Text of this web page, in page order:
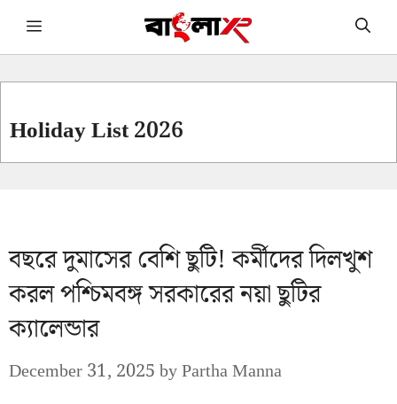
Skip Menu
Holiday List 2026
বছরে দুমাসের বেশি ছুটি! কর্মীদের দিলখুশ
করল পশ্চিমবঙ্গ সরকারের নয়া ছুটির
ক্যালেন্ডার
December 31, 2025byPartha Manna